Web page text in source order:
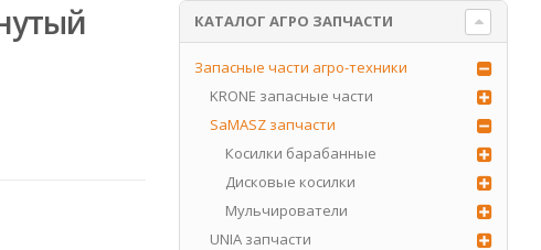
КАТАЛОГ АГРО ЗАПЧАСТИ
Запасные части агро-техники
KRONE запасные части
SaMASZ запчасти
Косилки барабанные
Дисковые косилки
Мульчирователи
UNIA запчасти